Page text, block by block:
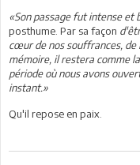
«Son passage fut intense et
posthume. Par sa façon
cœur de nos souffrances,
mémoire, il restera comme
période où nous avons
instant.»
Qu'il repose en paix.